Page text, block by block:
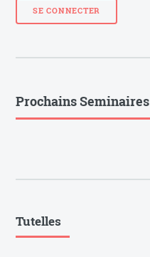
SE CONNECTER
Prochains Seminaires
Tutelles